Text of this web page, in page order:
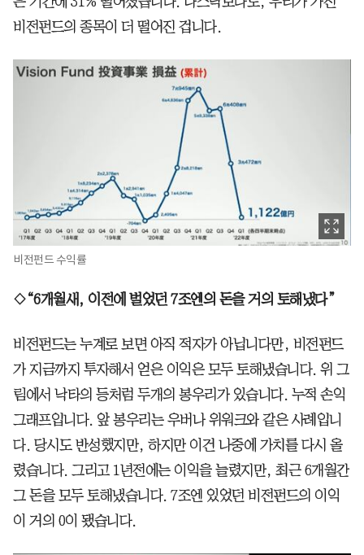
비전펀드의 종목이 더 떨어진 겁니다.
비전펀드 수익률
◇“6개월새, 이전에 벌었던 7조엔의 돈을 거의 토해냈다”
비전펀드는 누계로 보면 아직 적자가 아닙니다만, 비전펀드
가 지금까지 투자해서 얻은 이익은 모두 토해냈습니다. 위 그
림에서 낙타의 등처럼 두개의 봉우리가 있습니다. 누적 손익
그래프입니다. 앞 봉우리는 우버나 위워크와 같은 사례입니
다. 당시도 반성했지만, 하지만 이건 나중에 가치를 다시 올
렸습니다. 그리고 1년전에는 이익을 늘렸지만, 최근 6개월간
그 돈을 모두 토해냈습니다. 7조엔 있었던 비전펀드의 이익
이 거의 0이 됐습니다.